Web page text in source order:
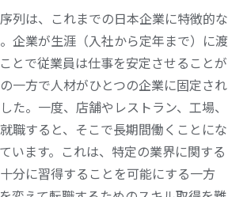
列は、これまでの日本企業に特徴的な
企業が生涯（入社から定年まで）に渡
とで従業員は仕事を安定させることが
一方で人材がひとつの企業に固定され
た。一度、店舗やレストラン、工場、
職すると、そこで長期間働くことにな
います。これは、特定の業界に関する
分に習得することを可能にする一方